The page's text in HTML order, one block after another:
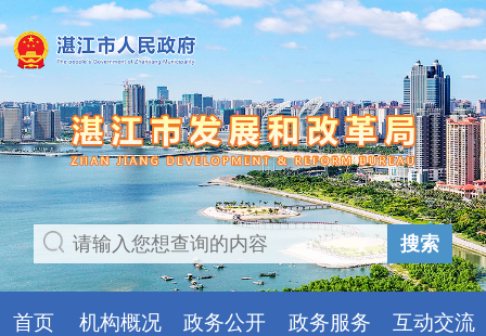
搜索
首页 机构概况 政务公开 政务服务 互动交流